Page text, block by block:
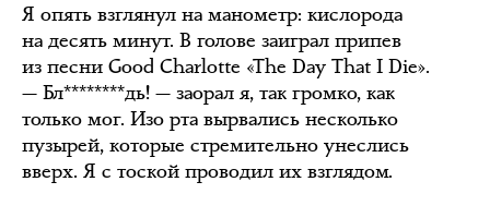
Я опять взглянул на манометр: кислорода
на десять минут. В голове заиграл припев
из песни Good Charlotte «The Day That I Die».
— Бл********дь! — заорал я, так громко, как
только мог. Изо рта вырвались несколько
пузырей, которые стремительно унеслись
вверх. Я с тоской проводил их взглядом.